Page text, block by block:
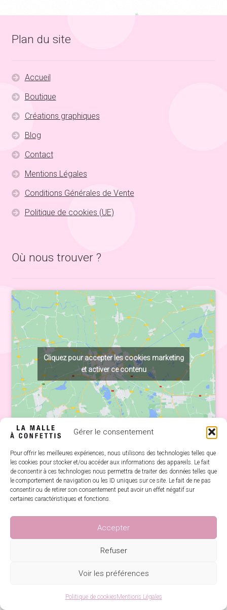
Gérer le consentement
Pour offrir les meilleures expériences, nous utilisons des technologies telles que
les cookies pour stocker et/ou accéder aux informations des appareils. Le fait
de consentir à ces technologies nous permettra de traiter des données telles que
le comportement de navigation ou les ID uniques sur ce site. Le fait de ne pas
consentir ou de retirer son consentement peut avoir un effet négatif sur
certaines caractéristiques et fonctions.
Accepter
Refuser
Voir les préférences
Politique de cookiesMentions Légales
Plan du site
Accueil
Boutique
Créations graphiques
Blog
Contact
Mentions Légales
Conditions Générales de Vente
Politique de cookies (UE)
Où nous trouver ?
Cliquez pour accepter les cookies marketing
et activer ce contenu
La Malle à Confettis
5 Avenue Jules Tricault
35170 Bruz
09 83 37 64 47
Jeudi: 10:00 – 19:00
Samedi: 10:00 – 12:45 | 14:30 – 18:30